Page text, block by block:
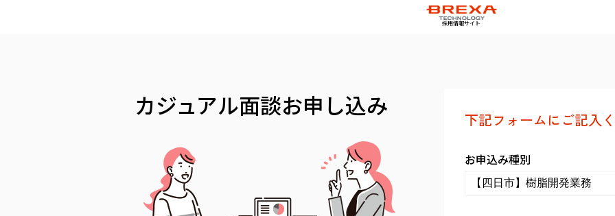
採用情報サイト
カジュアル面談お申し込み 下記フォームにご記入
お申込み種別